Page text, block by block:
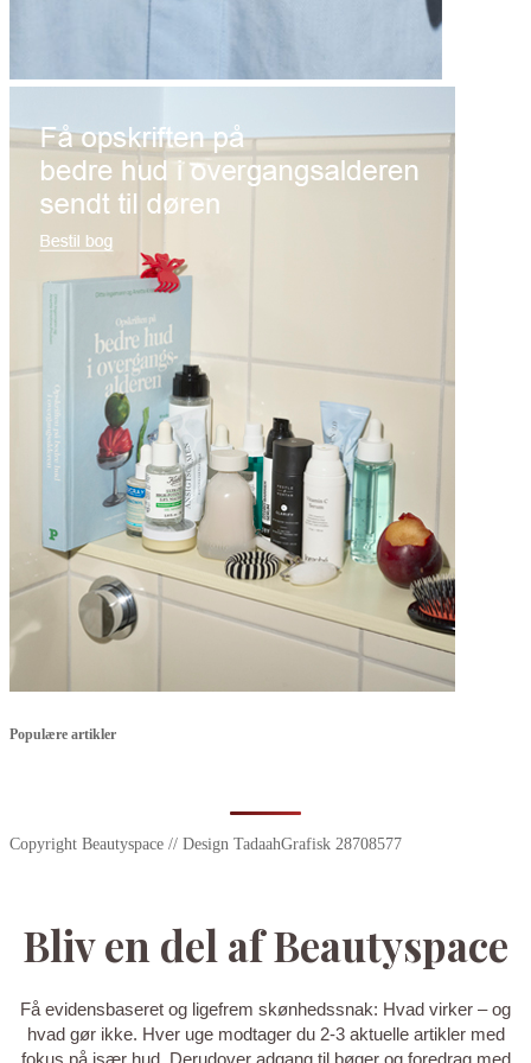
Populære artikler
Copyright Beautyspace // Design TadaahGrafisk 28708577
Bliv en del af Beautyspace
Få evidensbaseret og ligefrem skønhedssnak: Hvad virker – og
hvad gør ikke. Hver uge modtager du 2-3 aktuelle artikler med